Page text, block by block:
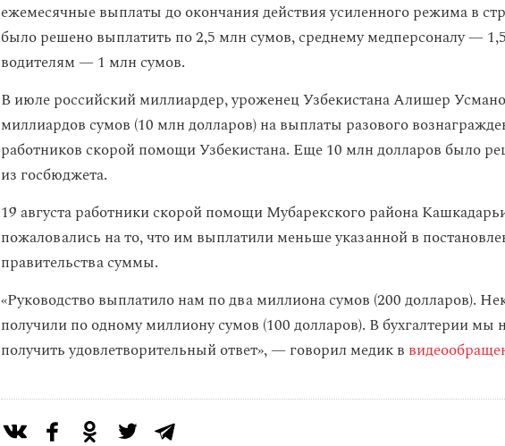
ежемесячные выплаты до окончания действия усиленного режима в
было решено выплатить по 2,5 млн сумов, среднему медперсоналу —
водителям — 1 млн сумов.
В июле российский миллиардер, уроженец Узбекистана Алишер
миллиардов сумов (10 млн долларов) на выплаты разового
работников скорой помощи Узбекистана. Еще 10 млн долларов было
из госбюджета.
19 августа работники скорой помощи Мубарекского района
пожаловались на то, что им выплатили меньше указанной в
правительства суммы.
«Руководство выплатило нам по два миллиона сумов (200 долларов).
получили по одному миллиону сумов (100 долларов). В бухгалтерии мы
получить удовлетворительный ответ», — говорил медик в